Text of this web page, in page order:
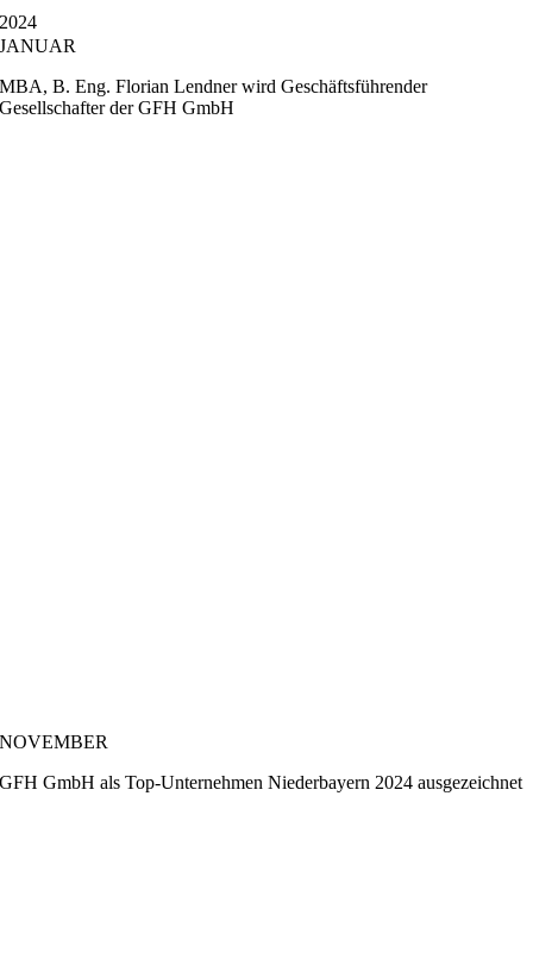
2024
JANUAR
MBA, B. Eng. Florian Lendner wird Geschäftsführender
Gesellschafter der GFH GmbH
NOVEMBER
GFH GmbH als Top-Unternehmen Niederbayern 2024 ausgezeichnet